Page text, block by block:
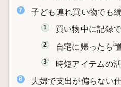
子ども連れ買い物でも
買い物中に記録
自宅に帰ったら“
時短アイテムの
夫婦で支出が偏らない